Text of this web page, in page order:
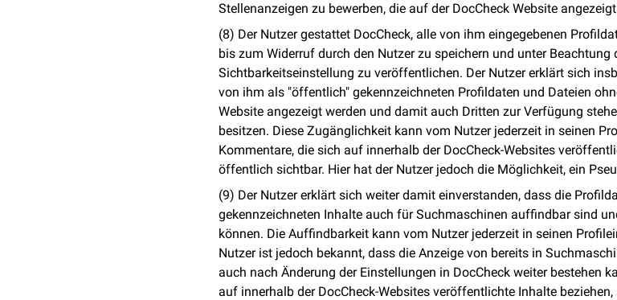
Stellenanzeigen zu bewerben, die auf der DocCheck Website
(8) Der Nutzer gestattet DocCheck, alle von ihm eingegebenen
bis zum Widerruf durch den Nutzer zu speichern und unter Beachtung
Sichtbarkeitseinstellung zu veröffentlichen. Der Nutzer erklärt sich
von ihm als "öffentlich" gekennzeichneten Profildaten und Dateien
Website angezeigt werden und damit auch Dritten zur Verfügung
besitzen. Diese Zugänglichkeit kann vom Nutzer jederzeit in seinen
Kommentare, die sich auf innerhalb der DocCheck-Websites
öffentlich sichtbar. Hier hat der Nutzer jedoch die Möglichkeit, ein
(9) Der Nutzer erklärt sich weiter damit einverstanden, dass die
gekennzeichneten Inhalte auch für Suchmaschinen auffindbar sind
können. Die Auffindbarkeit kann vom Nutzer jederzeit in seinen
Nutzer ist jedoch bekannt, dass die Anzeige von bereits in
auch nach Änderung der Einstellungen in DocCheck weiter bestehen
auf innerhalb der DocCheck-Websites veröffentlichte Inhalte